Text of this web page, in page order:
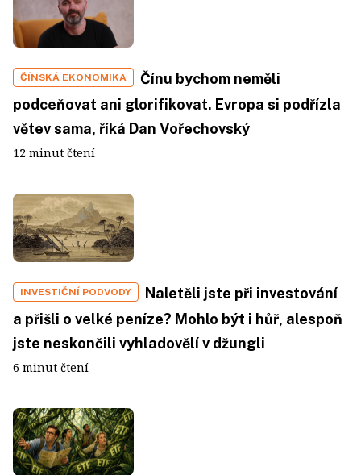
ČÍNSKÁ EKONOMIKA
Čínu bychom neměli
podceňovat ani glorifikovat. Evropa si podřízla
větev sama, říká Dan Vořechovský
12 minut čtení
INVESTIČNÍ PODVODY
Naletěli jste při investování
a přišli o velké peníze? Mohlo být i hůř, alespoň
jste neskončili vyhladovělí v džungli
6 minut čtení